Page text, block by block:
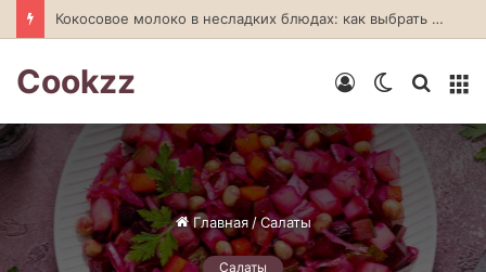
Полезное мороженое из йогурта: рецепты и секреты приготовления
Cookzz
Switch
Войти
Главная/Салаты
Салаты